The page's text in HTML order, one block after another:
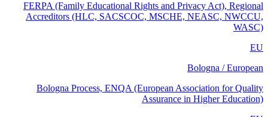
FERPA (Family Educational Rights and Privacy Act), Regional
Accreditors (HLC, SACSCOC, MSCHE, NEASC, NWCCU,
WASC)
EU
Bologna / European
Bologna Process, ENQA (European Association for Quality
Assurance in Higher Education)